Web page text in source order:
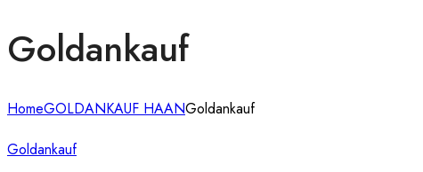
Goldankauf
HomeGOLDANKAUF HAANGoldankauf
Goldankauf